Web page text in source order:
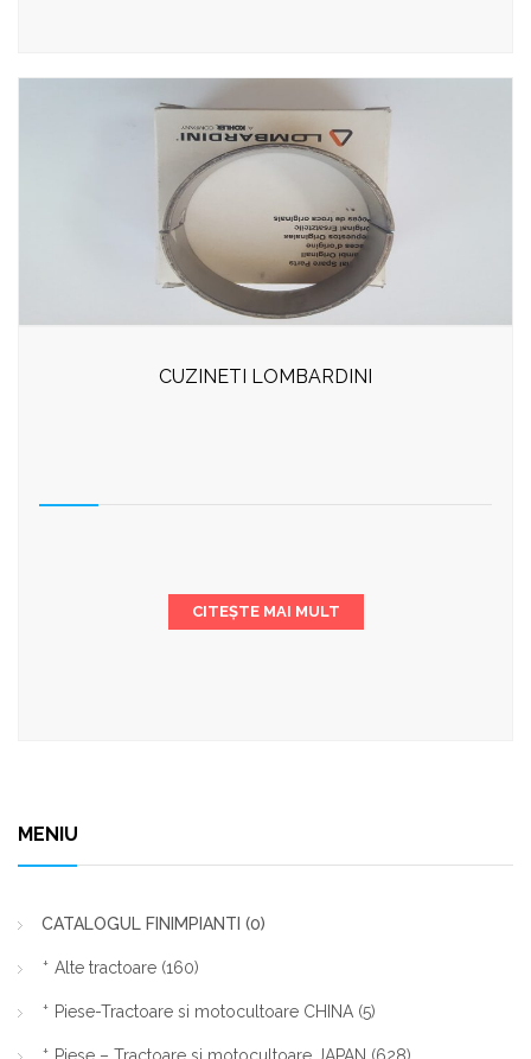
CUZINETI LOMBARDINI
CITEȘTE MAI MULT
MENIU
CATALOGUL FINIMPIANTI (0)
Alte tractoare (160)
Piese-Tractoare si motocultoare CHINA (5)
Piese – Tractoare si motocultoare JAPAN (628)